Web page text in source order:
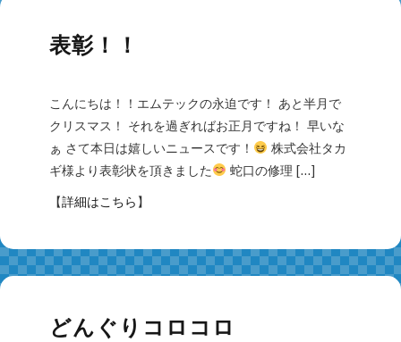
表彰！！
こんにちは！！エムテックの永迫です！ あと半月で
クリスマス！ それを過ぎればお正月ですね！ 早いな
ぁ さて本日は嬉しいニュースです！
株式会社タカ
ギ様より表彰状を頂きました
蛇口の修理 […]
【詳細はこちら 】
どんぐりコロコロ